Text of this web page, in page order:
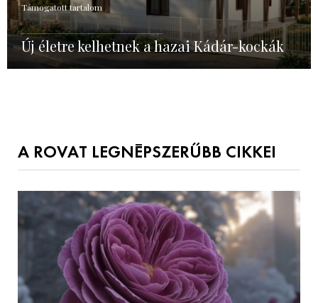
Támogatott tartalom
Új életre kelhetnek a hazai Kádár-kockák
A ROVAT LEGNÉPSZERŰBB CIKKEI